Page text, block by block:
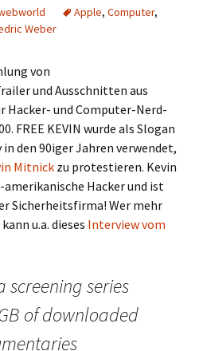
Apple, Computer,
Weber
von
und Ausschnitten aus
Hacker- und Computer-Nerd-
FREE KEVIN wurde als Slogan
den 90iger Jahren verwendet,
Mitnickzu protestieren. Kevin
amerikanische Hacker und ist
Sicherheitsfirma! Wer mehr
u.a. dieses Interview vom
screening series
of downloaded